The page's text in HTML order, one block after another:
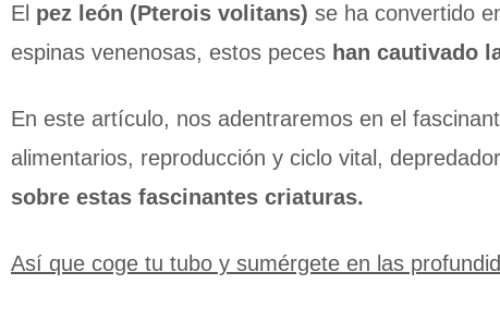
El pez león (Pterois volitans) se ha convertido
espinas venenosas, estos peces han cautivado
En este artículo, nos adentraremos en el
alimentarios, reproducción y ciclo vital,
sobre estas fascinantes criaturas.
Así que coge tu tubo y sumérgete en las